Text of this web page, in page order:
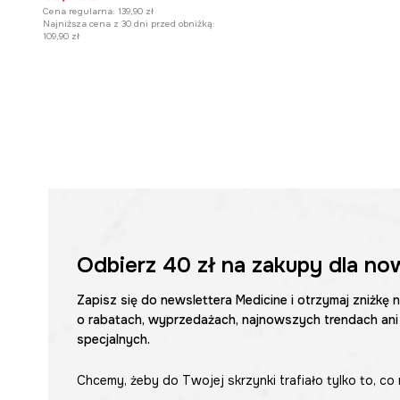
Cena regularna: 139,90 zł
Najniższa cena z 30 dni przed obniżką:
109,90 zł
Odbierz 40 złna zakupy dla
Zapisz się do newslettera Medicine i otrzymaj zniżkę
o rabatach, wyprzedażach, najnowszych trendach
specjalnych.
Chcemy, żeby do Twojej skrzynki trafiało tylko to,